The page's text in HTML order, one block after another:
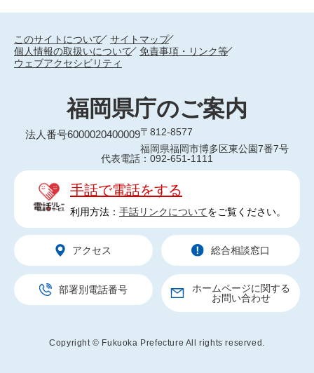
このサイトについて
サイトマップ
個人情報の取扱いについて
免責事項・リンク等
ウェブアクセシビリティ
福岡県庁のご案内
法人番号6000020400009〒812-8577
福岡県福岡市博多区東公園7番7号
代表電話：092-651-1111
手話で電話をする
利用方法： 手話リンクについてをご覧ください。
アクセス 総合相談窓口
部署別電話番号
ホームページに関する
お問い合わせ
Copyright © Fukuoka Prefecture All rights reserved.